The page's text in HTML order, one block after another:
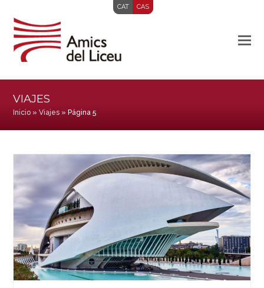
CAT CAS
VIAJES
Inicio »Viajes » Página 5